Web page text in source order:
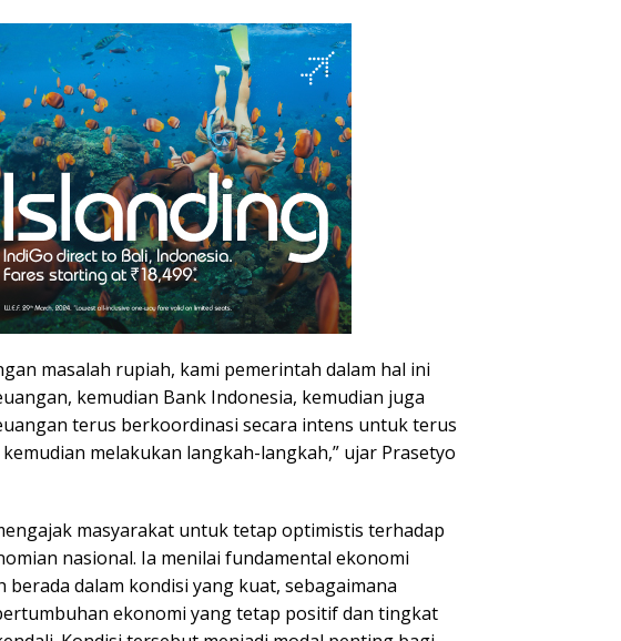
masalah rupiah, kami pemerintah dalam hal ini
kemudian Bank Indonesia, kemudian juga
terus berkoordinasi secara intens untuk terus
melakukan langkah-langkah,” ujar Prasetyo
masyarakat untuk tetap optimistis terhadap
nasional. Ia menilai fundamental ekonomi
berada dalam kondisi yang kuat, sebagaimana
ekonomi yang tetap positif dan tingkat